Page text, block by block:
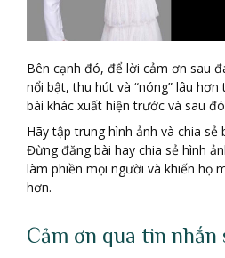
Bên cạnh đó, để lời cảm ơn sau
nổi bật, thu hút và “nóng” lâu
bài khác xuất hiện trước và sau
Hãy tập trung hình ảnh và chia sẻ
Đừng đăng bài hay chia sẻ hình
làm phiền mọi người và khiến họ
hơn.
Cảm ơn qua tin